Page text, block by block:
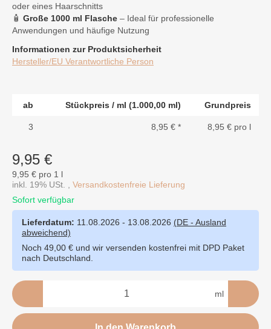
oder eines Haarschnitts
🧴 Große 1000 ml Flasche – Ideal für professionelle
Anwendungen und häufige Nutzung
Informationen zur Produktsicherheit
Hersteller/EU Verantwortliche Person
ab Stückpreis / ml (1.000,00 ml) Grundpreis
3 8,95 €* 8,95 € pro l
9,95 €
9,95 € pro 1 l
inkl. 19% USt. , Versandkostenfreie Lieferung
Sofort verfügbar
Lieferdatum: 11.08.2026 - 13.08.2026 (DE - Ausland
abweichend)
Noch 49,00 € und wir versenden kostenfrei mit DPD Paket
nach Deutschland.
ml